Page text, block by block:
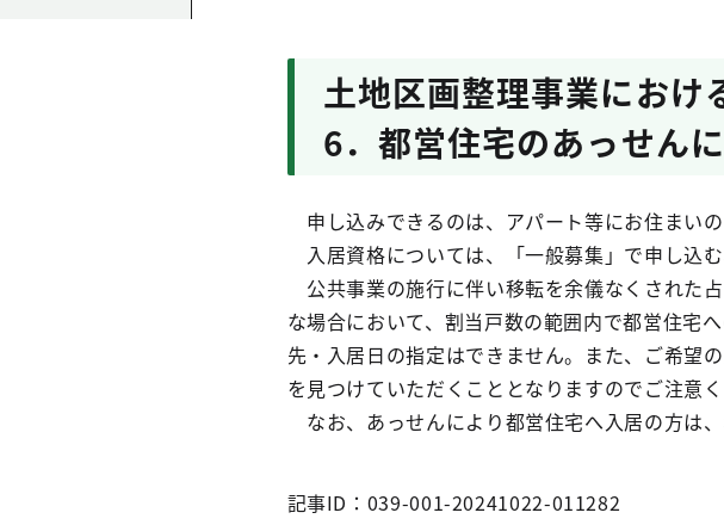
土地区画整理事業にお
6．都営住宅のあっせん
申し込みできるのは、アパート等にお住まいの
入居資格については、「一般募集」で申し込
公共事業の施行に伴い移転を余儀なくされた
な場合において、割当戸数の範囲内で都営住宅
先・入居日の指定はできません。また、ご希望
を見つけていただくこととなりますのでご注意く
なお、あっせんにより都営住宅へ入居の方は
記事ID：039-001-20241022-011282